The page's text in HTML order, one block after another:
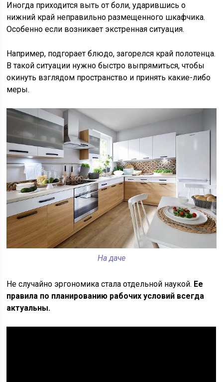
Иногда приходится выть от боли, ударившись о
нижний край неправильно размещенного шкафчика.
Особенно если возникает экстренная ситуация.
Например, подгорает блюдо, загорелся край полотенца.
В такой ситуации нужно быстро выпрямиться, чтобы
окинуть взглядом пространство и принять какие-либо
меры.
На даче
Не случайно эргономика стала отдельной наукой. Ее
правила по планированию рабочих условий всегда
актуальны.